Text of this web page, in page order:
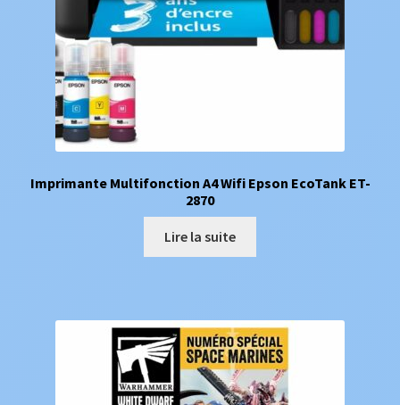
Imprimante Multifonction A4 Wifi Epson EcoTank ET-
2870
Lire la suite